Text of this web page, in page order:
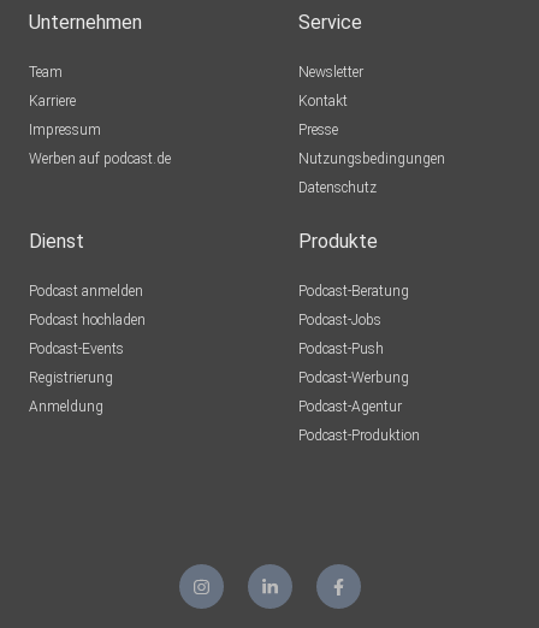
Unternehmen
Team
Karriere
Impressum
Werben auf podcast.de
Service
Newsletter
Kontakt
Presse
Nutzungsbedingungen
Datenschutz
Dienst
Podcast anmelden
Podcast hochladen
Podcast-Events
Registrierung
Anmeldung
Produkte
Podcast-Beratung
Podcast-Jobs
Podcast-Push
Podcast-Werbung
Podcast-Agentur
Podcast-Produktion